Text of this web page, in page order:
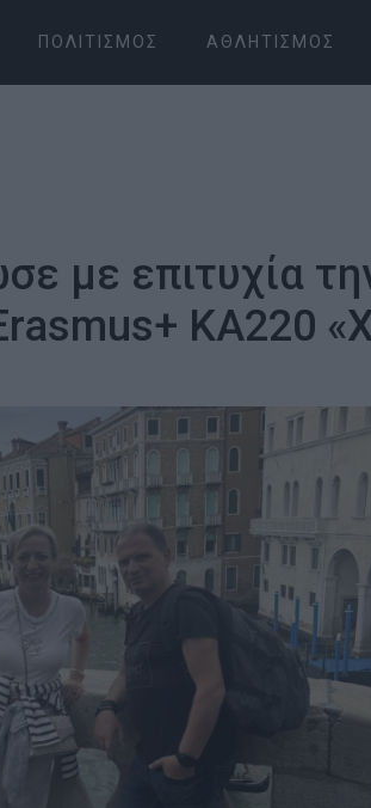
ΠΟΛΙΤΙΣΜΌΣ ΑΘΛΗΤΙΣΜΌΣ
με επιτυχία
KA220